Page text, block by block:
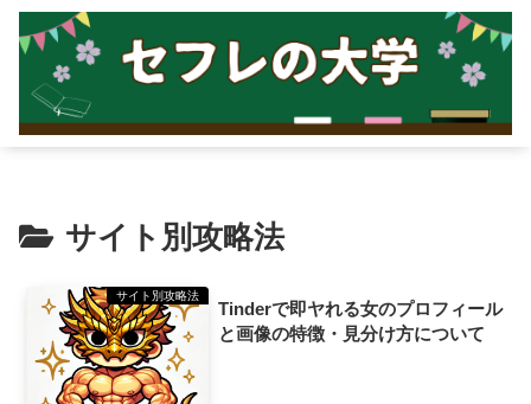
サイト別攻略法
サイト別攻略法
Tinderで即ヤれる女のプロフィール
と画像の特徴・見分け方について